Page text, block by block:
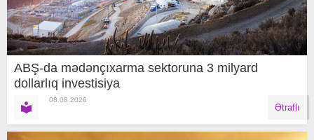
ABŞ-da mədənçıxarma sektoruna 3 milyard
dollarlıq investisiya
08.08.2026
Ətraflı